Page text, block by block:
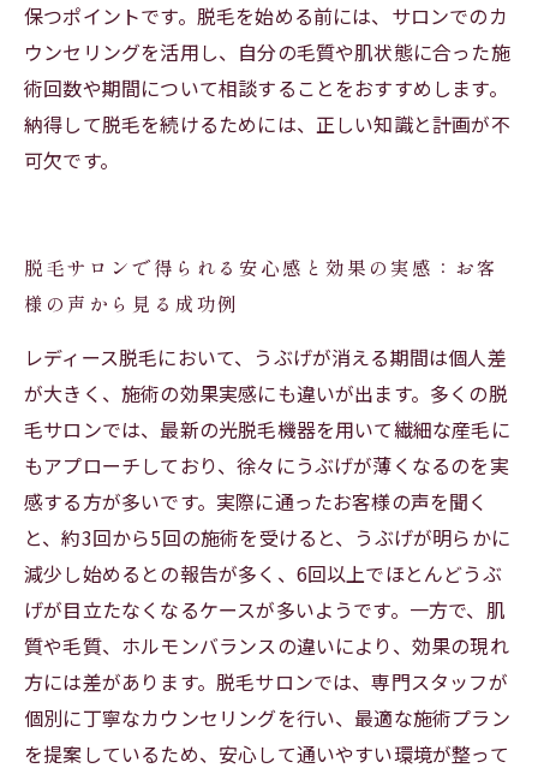
保つポイントです。脱毛を始める前には、サロンでのカ
ウンセリングを活用し、自分の毛質や肌状態に合った施
術回数や期間について相談することをおすすめします。
納得して脱毛を続けるためには、正しい知識と計画が不
可欠です。
脱毛サロンで得られる安心感と効果の実感：お客
様の声から見る成功例
レディース脱毛において、うぶげが消える期間は個人差
が大きく、施術の効果実感にも違いが出ます。多くの脱
毛サロンでは、最新の光脱毛機器を用いて繊細な産毛に
もアプローチしており、徐々にうぶげが薄くなるのを実
感する方が多いです。実際に通ったお客様の声を聞く
と、約3回から5回の施術を受けると、うぶげが明らかに
減少し始めるとの報告が多く、6回以上でほとんどうぶ
げが目立たなくなるケースが多いようです。一方で、肌
質や毛質、ホルモンバランスの違いにより、効果の現れ
方には差があります。脱毛サロンでは、専門スタッフが
個別に丁寧なカウンセリングを行い、最適な施術プラン
を提案しているため、安心して通いやすい環境が整って